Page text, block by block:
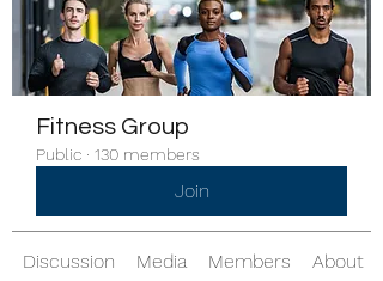
Fitness Group
Public · 130 members
Join
Discussion Media Members About